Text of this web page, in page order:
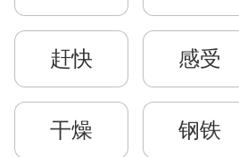
赶快 感受
干燥 钢铁